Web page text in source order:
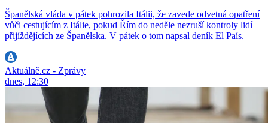
Španělská vláda v pátek pohrozila Itálii, že zavede odvetná opatření
vůči cestujícím z Itálie, pokud Řím do neděle nezruší kontroly lidí
přijíždějících ze Španělska. V pátek o tom napsal deník El País.
Aktuálně.cz - Zprávy
dnes, 12:30